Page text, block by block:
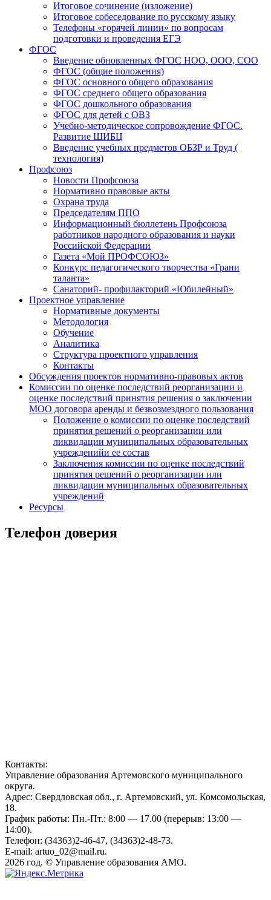
Итоговое сочинение (изложение)
Итоговое собеседование по русскому языку
Телефоны «горячей линии» по вопросам
подготовки и проведения ЕГЭ
ФГОС
Введение обновленных ФГОС НОО, ООО, СОО
ФГОС (общие положения)
ФГОС основного общего образования
ФГОС среднего общего образования
ФГОС дошкольного образования
ФГОС для детей с ОВЗ
Учебно-методическое сопровождение ФГОС.
Развитие ШИБЦ
Введение учебных предметов ОБЗР и Труд (
технология)
Профсоюз
Новости Профсоюза
Нормативно правовые акты
Охрана труда
Председателям ППО
Информационный бюллетень Профсоюза
работников народного образования и науки
Российской Федерации
Газета «Мой ПРОФСОЮЗ»
Конкурс педагогического творчества «Грани
таланта»
Санаторий- профилакторий «Юбилейный»
Проектное управление
Нормативные документы
Методология
Обучение
Аналитика
Структура проектного управления
Контакты
Обсуждения проектов нормативно-правовых актов
Комиссии по оценке последствий реорганизации и
оценке последствий принятия решения о заключении
МОО договора аренды и безвозмездного пользования
Положение о комиссии по оценке последствий
принятия решений о реорганизации или
ликвидации муниципальных образовательных
учрежденийи ее состав
Заключения комиссии по оценке последствий
принятия решений о реорганизации или
ликвидации муниципальных образовательных
учреждений
Ресурсы
Телефон доверия
Контакты:
Управление образования Артемовского муниципального
округа.
Адрес: Свердловская обл., г. Артемовский, ул. Комсомольская,
18.
График работы: Пн.-Пт.: 8:00 — 17.00 (перерыв: 13:00 —
14:00).
Телефон: (34363)2-46-47, (34363)2-48-73.
E-mail: artuo_02@mail.ru.
2026 год. © Управление образования АМО.